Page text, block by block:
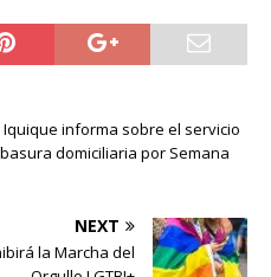
informa sobre el servicio
domiciliaria por Semana
NEXT
la Marcha del